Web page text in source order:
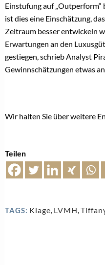
Einstufung auf „Outperform“
ist dies eine Einschätzung,
Zeitraum besser entwickeln
Erwartungen an den
gestiegen, schrieb Analyst
Gewinnschätzungen etwas an.
Wir halten Sie über weitere
Teilen
TAGS: Klage LVMH